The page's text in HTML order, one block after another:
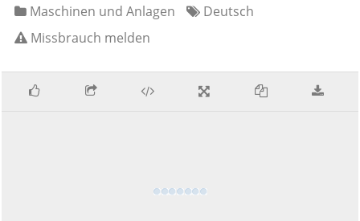
Maschinen und Anlagen
Deutsch
Missbrauch melden